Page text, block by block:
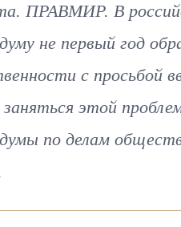
ПРАВМИР. В
не первый год
с просьбой
этой
по делам